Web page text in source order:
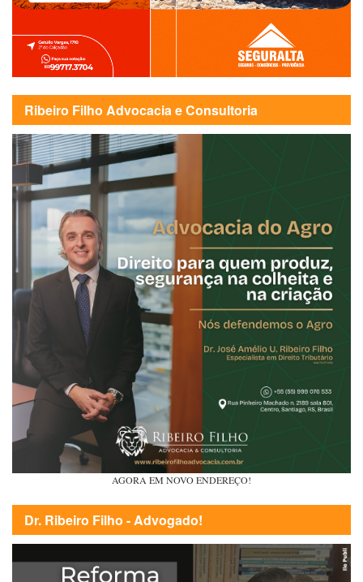
Ribeiro Filho Advocacia e Consultoria
AGORA EM NOVO ENDEREÇO!
Dr. Ribeiro Filho - Advogado!